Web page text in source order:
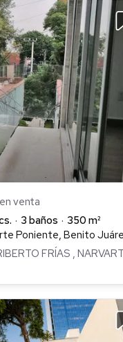
en venta
3 baños
350 m²
Poniente, Benito
FRÍAS ,